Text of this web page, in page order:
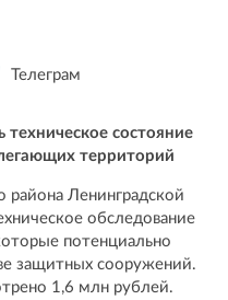
Телеграм
состояние
территорий
Ленинградской
обследование
потенциально
защитных сооружений.
1,6 млн рублей.